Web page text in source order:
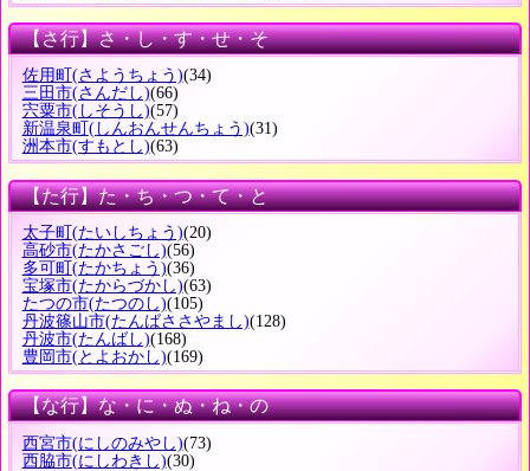
【さ行】さ・し・す・せ・そ
佐用町 (さようちょう)(34)
三田市(さんだし)(66)
宍粟市(しそうし)(57)
新温泉町 (しんおんせんちょう)(31)
洲本市(すもとし)(63)
【た行】た・ち・つ・て・と
太子町 (たいしちょう)(20)
高砂市(たかさごし)(56)
多可町 (たかちょう)(36)
宝塚市(たからづかし)(63)
たつの市(たつのし)(105)
丹波篠山市(たんばささやまし)(128)
丹波市(たんばし)(168)
豊岡市(とよおかし)(169)
【な行】な・に・ぬ・ね・の
西宮市(にしのみやし)(73)
西脇市(にしわきし)(30)